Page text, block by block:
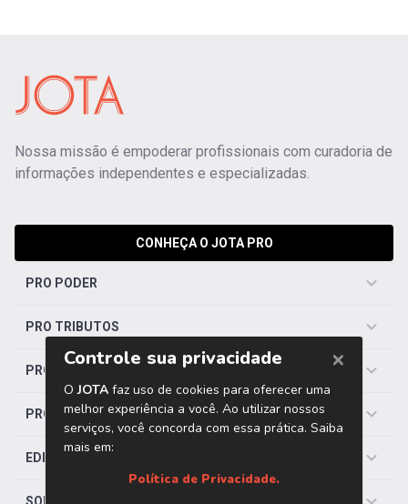
Nossa missão é empoderar profissionais com curadoria de
informações independentes e especializadas.
CONHEÇA O JOTA PRO
PRO PODER
PRO TRIBUTOS
PRO TRABALHISTA
PRO SAÚDE
EDITORIAS